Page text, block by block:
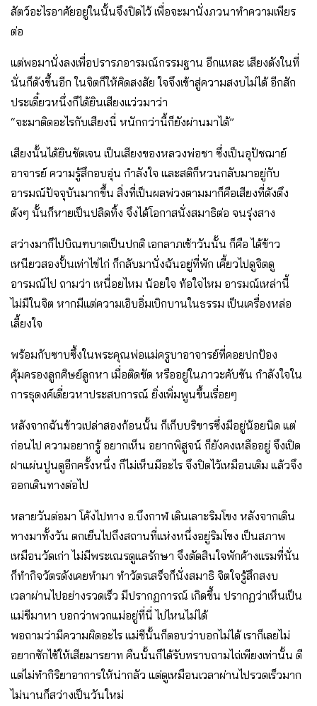
สัตว์อะไรอาศัยอยู่ในนั้นจึงปิดไว้ เพื่อจะมานั่งภวนาทำความเพียร
ต่อ
แต่พอมานั่งลงเพื่อปรารภอารมณ์กรรมฐาน อีกแหละ เสียงดังในที่
นั่นก็ดังขึ้นอีก ในจิตก็ให้คิดสงสัย ใจจึงเข้าสู่ความสงบไม่ได้ อีกสัก
ประเดี๋ยวหนึ่งก็ได้ยินเสียงแว่วมาว่า
“จะมาติดอะไรกับเสียงนี่ หนักกว่านี้ก็ยังผ่านมาได้”
เสียงนั้นได้ยินชัดเจน เป็นเสียงของหลวงพ่อชา ซึ่งเป็นอุปัชฌาย์
อาจารย์ ความรู้สึกอบอุ่น กำลังใจ และสติก็หวนกลับมาอยู่กับ
อารมณ์ปัจจุบันมากขึ้น สิ่งที่เป็นผลพ่วงตามมาก็คือเสียงที่ดังตึง
ตังๆ นั้นก็หายเป็นปลิดทิ้ง จึงได้โอกาสนั่งสมาธิต่อ จนรุ่งสาง
สว่างมาก็ไปบิณฑบาตเป็นปกติ เอกลาภเช้าวันนั้น ก็คือ ได้ข้าว
เหนียวสองปั้นเท่าไข่ไก่ ก็กลับมานั่งฉันอยู่ที่พัก เคี้ยวไปดูจิตดู
อารมณ์ไป ถามว่า เหนื่อยไหม น้อยใจ ท้อใจไหม อารมณ์เหล่านี้
ไม่มีในจิต หากมีแต่ความเอิบอิ่มเบิกบานในธรรม เป็นเครื่องหล่อ
เลี้ยงใจ
พร้อมกับซาบซึ้งในพระคุณพ่อแม่ครูบาอาจารย์ที่คอยปกป้อง
คุ้มครองลูกศิษย์ลูกหา เมื่อติดขัด หรืออยู่ในภาวะคับขัน กำลังใจใน
การธุดงค์เดี่ยวหาประสบการณ์ ยิ่งเพิ่มพูนขึ้นเรื่อยๆ
หลังจากฉันข้าวเปล่าสองก้อนนั้น ก็เก็บบริขารซึ่งมีอยู่น้อยนิด แต่
ก่อนไป ความอยากรู้ อยากเห็น อยากพิสูจน์ ก็ยังคงเหลืออยู่ จึงเปิด
ฝาแผ่นปูนดูอีกครั้งหนึ่ง ก็ไม่เห็นมีอะไร จึงปิดไว้เหมือนเดิม แล้วจึง
ออกเดินทางต่อไป
หลายวันต่อมา โค้งไปทาง อ.บึงกาฬ เดินเลาะริมโขง หลังจากเดิน
ทางมาทั้งวัน ตกเย็นไปถึงสถานที่แห่งหนึ่งอยู่ริมโขง เป็นสภาพ
เหมือนวัดเก่า ไม่มีพระเณรดูแลรักษา จึงตัดสินใจพักค้างแรมที่นั่น
ก็ทำกิจวัตรดังเคยทำมา ทำวัตรเสร็จก็นั่งสมาธิ จิตใจรู้สึกสงบ
เวลาผ่านไปอย่างรวดเร็ว มีปรากฏการณ์ เกิดขึ้น ปรากฏว่าเห็นเป็น
แม่ชีมาหา บอกว่าพวกแม่อยู่ที่นี่ ไปไหนไม่ได้
พอถามว่ามีความผิดอะไร แม่ชีนั้นก็ตอบว่าบอกไม่ได้ เราก็เลยไม่
อยากซักไซ้ให้เสียมารยาท คืนนั้นก็ได้รับทราบถามไถ่เพียงเท่านั้น ดี
แต่ไม่ทำกิริยาอาการให้น่ากลัว แต่ดูเหมือนเวลาผ่านไปรวดเร็วมาก
ไม่นานก็สว่างเป็นวันใหม่